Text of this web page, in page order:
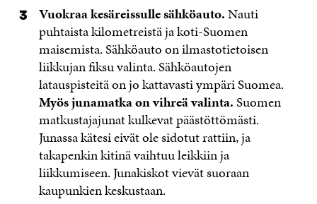
Vuokraa kesäreissulle sähköauto.Nauti
puhtaista kilometreistä ja koti-Suomen
maisemista. Sähköauto on ilmastotietoisen
liikkujan fiksu valinta. Sähköautojen
latauspisteitä on jo kattavasti ympäri Suomea.
Myös junamatka on vihreä valinta.Suomen
matkustajajunat kulkevat päästöttömästi.
Junassa kätesi eivät ole sidotut rattiin, ja
takapenkin kitinä vaihtuu leikkiin ja
liikkumiseen. Junakiskot vievät suoraan
kaupunkien keskustaan.